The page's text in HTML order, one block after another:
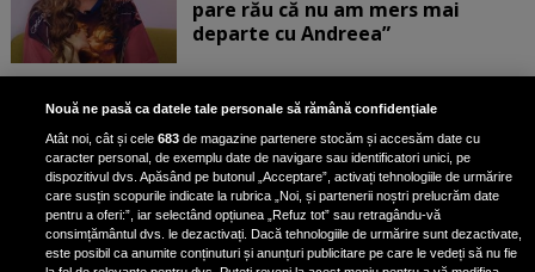
pare rău că nu am mers mai
departe cu Andreea”
Scene incredibile! Ilinca Vandici a
pus mâna pe aparatul de
fotografiat al unui paparazzo și i l-
a aruncat la gunoi: „S-a dus la
poliție. Nu mai aveam aer”
Nouă ne pasă ca datele tale personale să rămână confidențiale
Atât noi, cât și cele683 de magazine partenere stocăm și accesăm date cu
caracter personal, de exemplu date de navigare sau identificatori unici, pe
dispozitivul dvs. Apăsând pe butonul „Acceptare”, activați tehnologiile de urmărire
care susțin scopurile indicate la rubrica „Noi, și partenerii noștri prelucrăm date
pentru a oferi:”, iar selectând opțiunea „Refuz tot” sau retragându-vă
consimțământul dvs. le dezactivați. Dacă tehnologiile de urmărire sunt dezactivate,
este posibil ca anumite conținuturi și anunțuri publicitare pe care le vedeți să nu fie